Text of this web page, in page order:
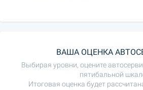
ВАША ОЦЕНКА
Выбирая уровни, оцените
пятибальной
Итоговая оценка будет